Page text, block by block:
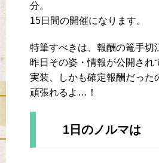
分。
15日間の開催になります。
特筆すべきは、報酬の篭手切
昨日その姿・情報が公開され
実装、しかも確定報酬だった
頑張れるよ…！
1日のノルマは